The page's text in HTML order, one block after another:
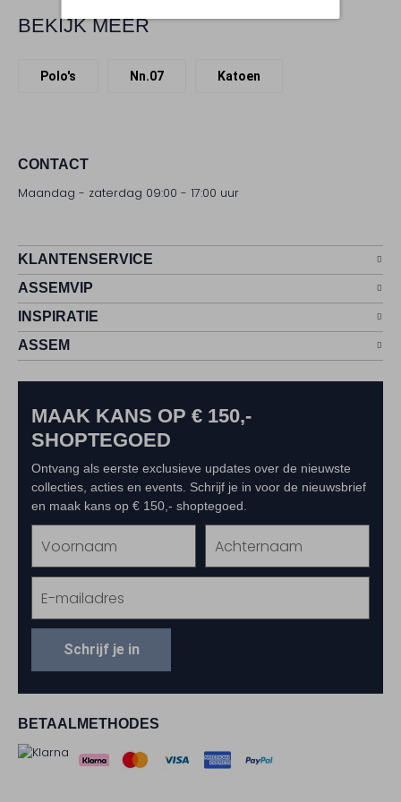
BEKIJK MEER
Polo's Nn.07 Katoen
CONTACT
Maandag - zaterdag 09:00 - 17:00 uur
KLANTENSERVICE
ASSEMVIP
INSPIRATIE
ASSEM
BETAALMETHODES
MAAK KANS OP € 150,-
SHOPTEGOED
Ontvang als eerste exclusieve updates over de nieuwste
collecties, acties en events. Schrijf je in voor de nieuwsbrief
en maak kans op € 150,- shoptegoed.
Schrijf je in